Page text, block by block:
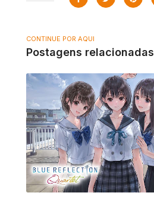
CONTINUE POR AQUI
Postagens relacionadas